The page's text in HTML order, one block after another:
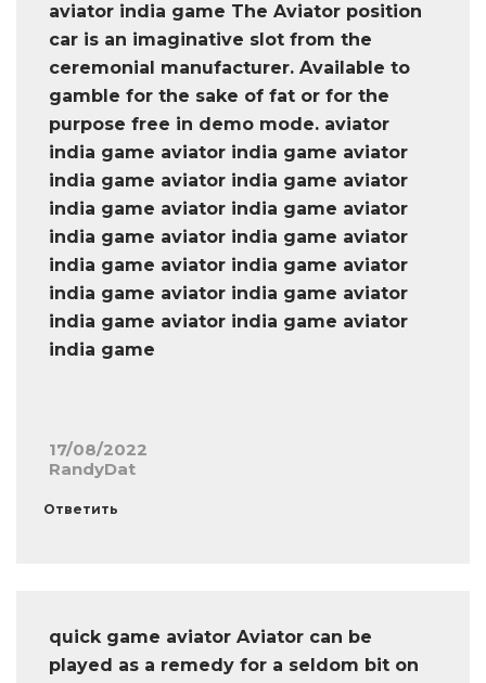
aviator india game The Aviator position
car is an imaginative slot from the
ceremonial manufacturer. Available to
gamble for the sake of fat or for the
purpose free in demo mode. aviator
india game aviator india game aviator
india game aviator india game aviator
india game aviator india game aviator
india game aviator india game aviator
india game aviator india game aviator
india game aviator india game aviator
india game aviator india game aviator
india game
17/08/2022
RandyDat
Ответить
quick game aviator Aviator can be
played as a remedy for a seldom bit on